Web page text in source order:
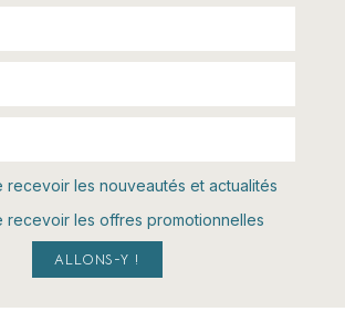
recevoir les nouveautés et actualités
recevoir les offres promotionnelles
ALLONS-Y !